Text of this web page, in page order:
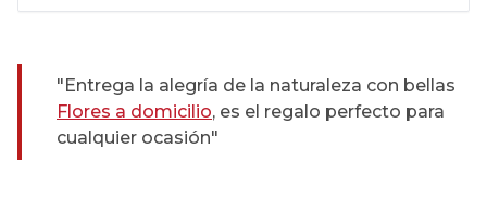
"Entrega la alegría de la naturaleza con bellas
Flores a domicilio, es el regalo perfecto para
cualquier ocasión"